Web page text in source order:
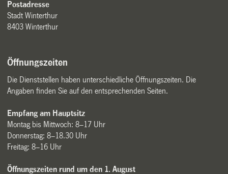
Postadresse
Stadt Winterthur
8403 Winterthur
Öffnungszeiten
Die Dienststellen haben unterschiedliche Öffnungszeiten. Die
Angaben finden Sie auf den entsprechenden Seiten.
Empfang am Hauptsitz
Montag bis Mittwoch: 8–17 Uhr
Donnerstag: 8–18.30 Uhr
Freitag: 8–16 Uhr
Öffnungszeiten rund um den 1. August